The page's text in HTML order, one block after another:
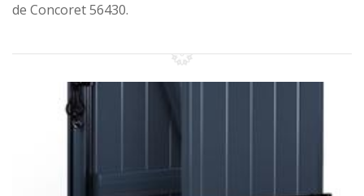
de Concoret 56430.